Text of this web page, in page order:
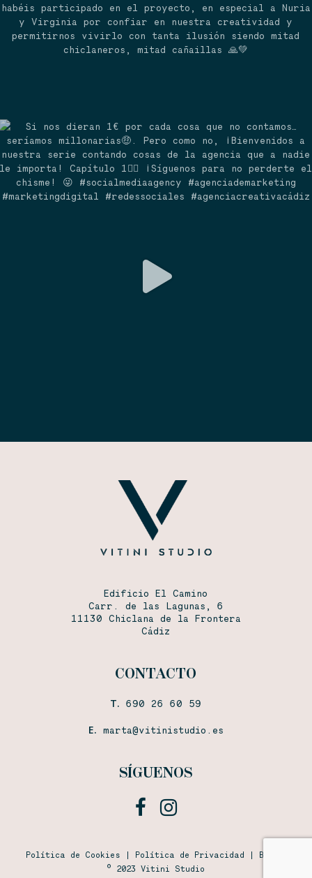
Edificio El Camino
Carr. de las Lagunas, 6
11130 Chiclana de la Frontera
Cádiz
CONTACTO
T. 690 26 60 59
E. marta@vitinistudio.es
SÍGUENOS
facebookinstagram
Política de Cookies | Política de Privacidad | Bodas
© 2023 Vitini Studio